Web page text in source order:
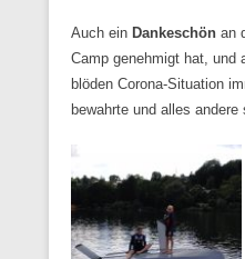
Auch ein Dankeschön an
Camp genehmigt hat, und
blöden Corona-Situation
bewahrte und alles andere